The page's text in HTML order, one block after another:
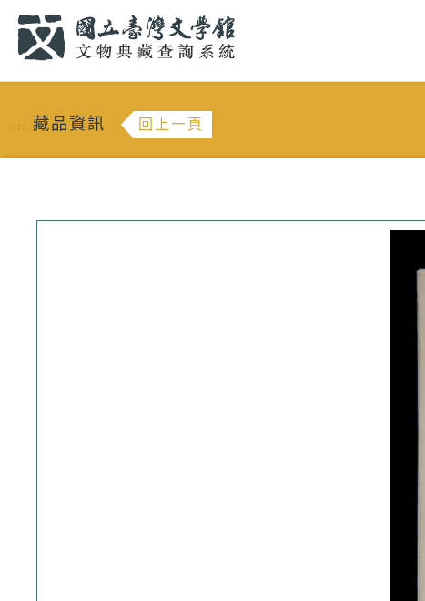
::: 藏品資訊 回上一頁